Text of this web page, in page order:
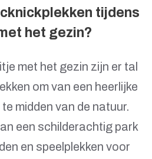
tijdens
het gezin?
met het gezin zijn er tal
om van een heerlijke
midden van de natuur.
een schilderachtig park
en speelplekken voor